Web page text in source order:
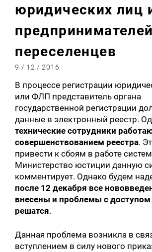
юридических лиц
предпринимателей
переселенцев
9 / 12 / 2016
В процессе регистрации
или ФЛП представитель органа
государственной регистрации
данные в электронный реестр.
технические сотрудники
совершенствованием реестра.
привести к сбоям в работе
Министерство юстиции данную
комментирует. Однако будем
после 12 декабря все
внесены и проблемы с доступом
решатся.
Данная проблема возникла в
вступлением в силу нового